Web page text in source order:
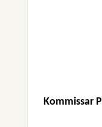
Kommissar